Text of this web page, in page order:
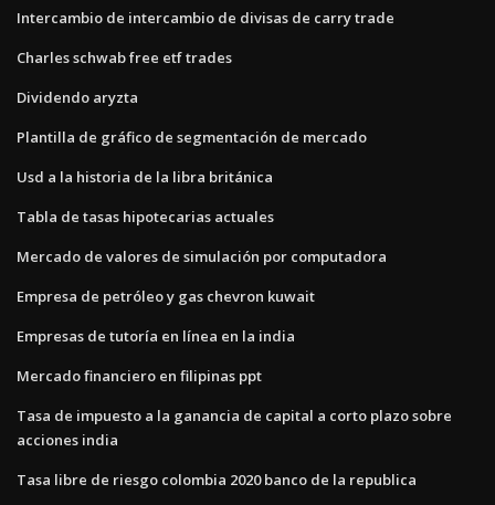
Intercambio de intercambio de divisas de carry trade
Charles schwab free etf trades
Dividendo aryzta
Plantilla de gráfico de segmentación de mercado
Usd a la historia de la libra británica
Tabla de tasas hipotecarias actuales
Mercado de valores de simulación por computadora
Empresa de petróleo y gas chevron kuwait
Empresas de tutoría en línea en la india
Mercado financiero en filipinas ppt
Tasa de impuesto a la ganancia de capital a corto plazo sobre
acciones india
Tasa libre de riesgo colombia 2020 banco de la republica